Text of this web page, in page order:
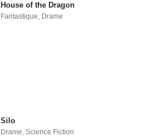
House of the Dragon
Fantastique, Drame
Silo
Drame,Science Fiction